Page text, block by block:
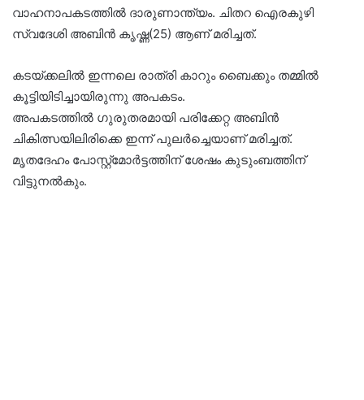
വാഹനാപകടത്തിൽ ദാരുണാന്ത്യം. ചിതറ ഐരകുഴി
സ്വദേശി അബിൻ കൃഷ്ണ(25) ആണ് മരിച്ചത്.
കടയ്ക്കലിൽ ഇന്നലെ രാത്രി കാറും ബൈക്കും തമ്മിൽ
കൂട്ടിയിടിച്ചായിരുന്നു അപകടം.
അപകടത്തിൽ ഗുരുതരമായി പരിക്കേറ്റ അബിൻ
ചികിത്സയിലിരിക്കെ ഇന്ന് പുലർച്ചെയാണ് മരിച്ചത്.
മൃതദേഹം പോസ്റ്റ്മോർട്ടത്തിന് ശേഷം കുടുംബത്തിന്
വിട്ടുനൽകും.